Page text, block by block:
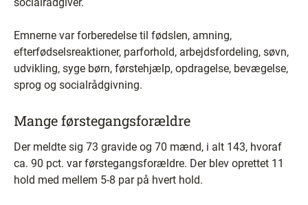
Emnerne var forberedelse til fødslen, amning,
efterfødselsreaktioner, parforhold, arbejdsfordeling, søvn,
udvikling, syge børn, førstehjælp, opdragelse, bevægelse,
sprog og socialrådgivning.
Mange førstegangsforældre
Der meldte sig 73 gravide og 70 mænd, i alt 143, hvoraf
ca. 90 pct. var førstegangsforældre. Der blev oprettet 11
hold med mellem 5-8 par på hvert hold.